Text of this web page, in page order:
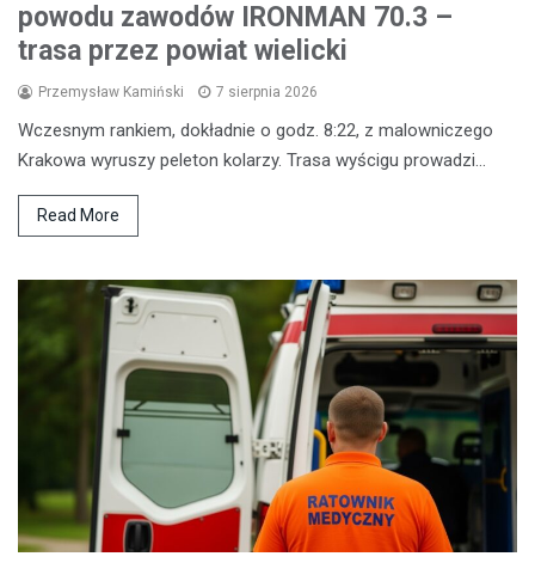
powodu zawodów IRONMAN 70.3 –
trasa przez powiat wielicki
Przemysław Kamiński 7 sierpnia 2026
Wczesnym rankiem, dokładnie o godz. 8:22, z malowniczego
Krakowa wyruszy peleton kolarzy. Trasa wyścigu prowadzi…
Read More